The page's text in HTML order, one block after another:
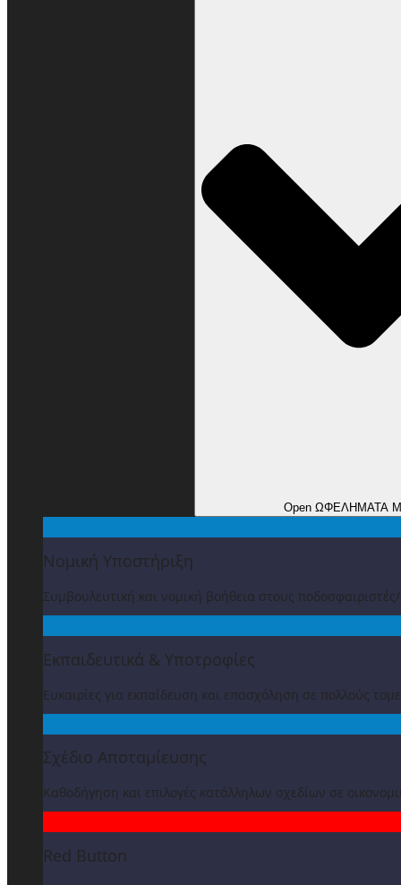
Open ΩΦΕΛΗΜΑΤΑ
Νομική Υποστήριξη
Συμβουλευτική και νομική βοήθεια στους
Εκπαιδευτικά & Υποτροφίες
Ευκαιρίες για εκπαίδευση και επασχόληση σε πολλούς
Σχέδιο Αποταμίευσης
Καθοδήγηση και επιλογές κατάλληλων σχεδίων σε
Red Button